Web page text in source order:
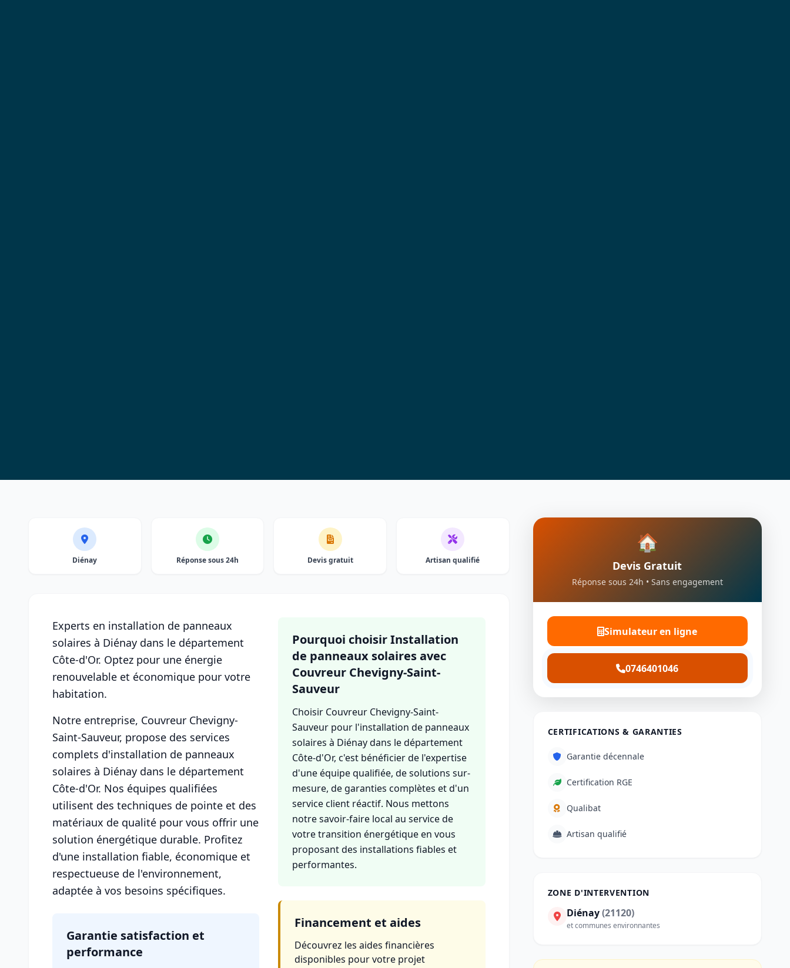
Diénay Réponse sous 24h Devis gratuit Artisan qualifié
Experts en installation de panneaux
solaires à Diénay dans le département
Côte-d'Or. Optez pour une énergie
renouvelable et économique pour votre
habitation.
Notre entreprise, Couvreur Chevigny-
Saint-Sauveur, propose des services
complets d'installation de panneaux
solaires à Diénay dans le département
Côte-d'Or. Nos équipes qualifiées
utilisent des techniques de pointe et des
matériaux de qualité pour vous offrir une
solution énergétique durable. Profitez
d'une installation fiable, économique et
respectueuse de l'environnement,
adaptée à vos besoins spécifiques.
Garantie satisfaction et
performance
Pourquoi choisir Installation
de panneaux solaires avec
Couvreur Chevigny-Saint-
Sauveur
Choisir Couvreur Chevigny-Saint-
Sauveur pour l'installation de panneaux
solaires à Diénay dans le département
Côte-d'Or, c'est bénéficier de l'expertise
d'une équipe qualifiée, de solutions sur-
mesure, de garanties complètes et d'un
service client réactif. Nous mettons
notre savoir-faire local au service de
votre transition énergétique en vous
proposant des installations fiables et
performantes.
Financement et aides
Découvrez les aides financières
disponibles pour votre projet
🏠
Devis Gratuit
Réponse sous 24h • Sans engagement
Simulateur en ligne
0746401046
CERTIFICATIONS & GARANTIES
Garantie décennale
Certification RGE
Qualibat
Artisan qualifié
ZONE D'INTERVENTION
Diénay(21120)
et communes environnantes